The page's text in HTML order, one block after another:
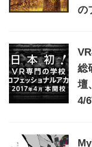
の
総
壇
4/